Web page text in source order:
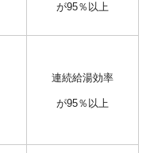
が95％以上
連続給湯効率
が95％以上